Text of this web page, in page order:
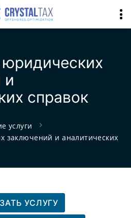
и
справок
услуги
заключений и аналитических
УСЛУГУ